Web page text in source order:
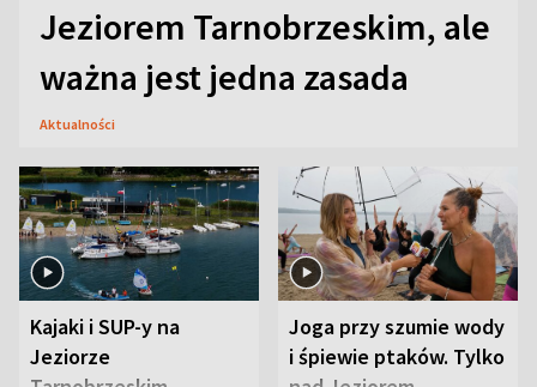
Jeziorem Tarnobrzeskim, ale
ważna jest jedna zasada
Aktualności
Kajaki i SUP-y na
Jeziorze
Joga przy szumie wody
i śpiewie ptaków. Tylko